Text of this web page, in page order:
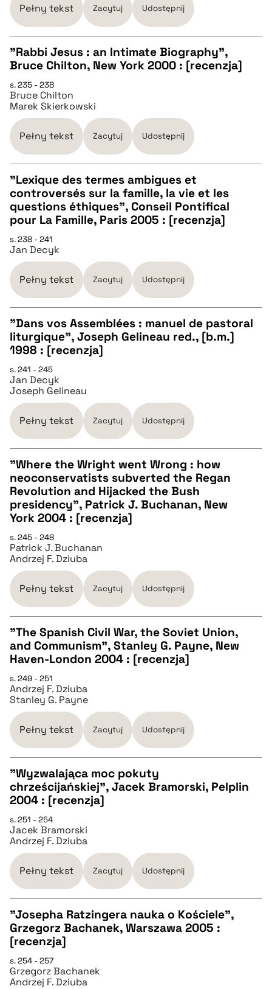
BIBTEX
Pełny tekst Zacytuj Udostępnij
pobierz cytat
pobierz cytat
"Rabbi Jesus : an Intimate Biography",
Bruce Chilton, New York 2000 : [recenzja]
s. 235 - 238
Bruce Chilton
Marek Skierkowski
Pełny tekst Zacytuj Udostępnij
CZYSTY TEKST
pobierz cytat
BIBTEX
pobierz cytat
"Lexique des termes ambigues et
controversés sur la famille, la vie et les
questions éthiques", Conseil Pontifical
pour La Famille, Paris 2005 : [recenzja]
s. 238 - 241
Jan Decyk
Pełny tekst Zacytuj Udostępnij
CZYSTY TEKST
pobierz cytat
BIBTEX
"Dans vos Assemblées : manuel de pastoral
liturgique", Joseph Gelineau red., [b.m.]
1998 : [recenzja]
s. 241 - 245
Jan Decyk
Joseph Gelineau
Pełny tekst Zacytuj Udostępnij
CZYSTY TEKST
pobierz cytat
BIBTEX
pobierz cytat
"Where the Wright went Wrong : how
neoconservatists subverted the Regan
Revolution and Hijacked the Bush
presidency", Patrick J. Buchanan, New
York 2004 : [recenzja]
s. 245 - 248
Patrick J. Buchanan
Andrzej F. Dziuba
Pełny tekst Zacytuj Udostępnij
CZYSTY TEKST
pobierz cytat
BIBTEX
"The Spanish Civil War, the Soviet Union,
and Communism", Stanley G. Payne, New
Haven-London 2004 : [recenzja]
s. 249 - 251
Andrzej F. Dziuba
Stanley G. Payne
Pełny tekst Zacytuj Udostępnij
CZYSTY TEKST
pobierz cytat
BIBTEX
"Wyzwalająca moc pokuty
chrześcijańskiej", Jacek Bramorski, Pelplin
2004 : [recenzja]
s. 251 - 254
Jacek Bramorski
Andrzej F. Dziuba
Pełny tekst Zacytuj Udostępnij
CZYSTY TEKST
pobierz cytat
"Josepha Ratzingera nauka o Kościele",
Grzegorz Bachanek, Warszawa 2005 :
[recenzja]
s. 254 - 257
Grzegorz Bachanek
Andrzej F. Dziuba